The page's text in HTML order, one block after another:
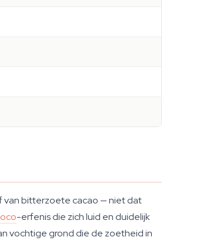
van bitterzoete cacao — niet dat
-erfenis die zich luid en duidelijk
vochtige grond die de zoetheid in